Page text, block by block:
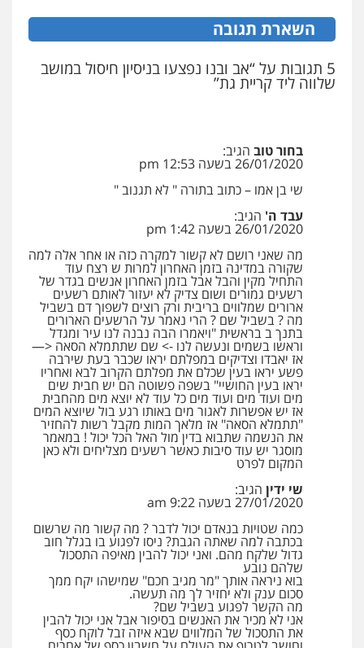
השארת תגובה
5 תגובות על “אב ובנו נפצעו בניסיון חיסול במושב
שלווה ליד קריית גת”
בחור טוב הגיב:
26/01/2020 בשעה 12:53 pm
שי בן אמו – כתוב בתורה " לא תגנוב "
עבד ה' הגיב:
26/01/2020 בשעה 1:42 pm
מה שאני רושם לא קשור למקרה כזה או אחר אלה למה
שקורה במדינה בזמן האחרון למרות ש רצח עוד
התחיל מקין והבל אבל בזמן האחרון אנשים בגדר של
רשעים גמורים ושום צדיק לא יעזור לאותם רשעים
ארורים שמלווים בריבית ורק רוצים לשפוך דם בשביל
מה ? בשביל שם ? הרי נאמר על הרשעים הארורים
בתנך ב בראשית "ויאמרו הבה נבנה לנו עיר ומגדל
וראשו בשמים ונעשה לנו -> שם שתתמלא הסאה <—
אז יאבדו וצדיקים במפלתם יראו שכבר בעת שירבה
פשע יראו בעין שכלם את מפלתם הקרוב לבא ואחריו
יראו בעין החושיי" בשפה פשוטה הם יש חבית שים
מים ועוד מים ועוד מים כל עוד לא יוצא מים מהחבית
אז יש אפשרות לאגור מים באותו רגע בול שיוצא המים
"תתמלא הסאה" אז מלאך המות מקבל רשות להחזיר
את הנשמה שתבוא בדין מול האל הכל יכול ! במאמר
מוסגר יש עוד סיבות כאשר רשעים מצליחים ולא כאן
המקום לפרט
שי ידין הגיב:
27/01/2020 בשעה 9:22 am
כמה שטויות בנאדם יכול לדבר ? מה קשור מה שרשום
בכתבה למה שאתה הגבת? ניסו לפגוע בו בגלל חוב
גדול שלקח מהם. ואני יכול להבין מאיפה התסכול
שלהם נובע
בוא ניראה אותך "מר מגיב חכם" שמישהו יקח ממך
סכום ענק ולא יחזיר לך מה תעשה.
מה הקשר לפגוע בשביל שם?
אני לא מכיר את האנשים בסיפור אבל אני יכול להבין
את התסכול של המלווים שבא איזה זבל לוקח כסף
שני אלגרבלי – משרד עורכי דין
0507120031
0544712201
עו"ד רונן בנדל
משפט פלילי פשיעה חמורה
0524282442
כבריאן, מזר – משרד עורכי דין
פלילי מעצרים וחקירות
0543986802
מנשה, אלמוג – עורכי דין
פלילי עבירות תנועה צווארון לבן תעבורה
עורכי דין לענייני אסירים מעצרים וחקירות
0546470989
עו"ד אבי כהן
פלילי פשיעה חמורה
0523647066
ויקי שמואל – משרד עו"ד
פלילי משפט פלילי
0528959600